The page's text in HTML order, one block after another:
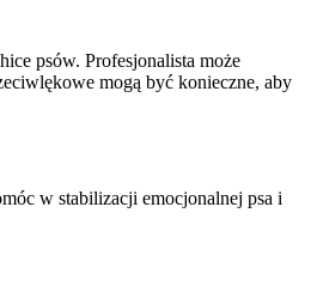
psów. Profesjonalista może
mogą być konieczne, aby
w stabilizacji emocjonalnej psa i